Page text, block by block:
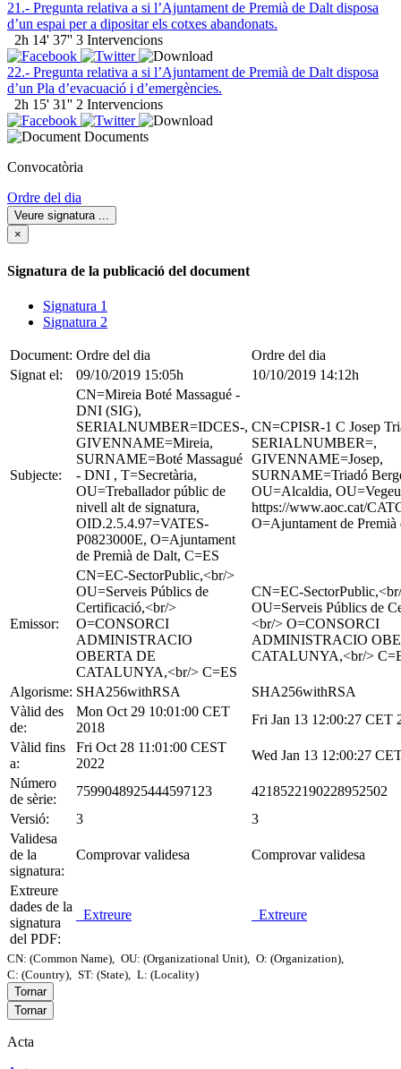
21.- Pregunta relativa a si l’Ajuntament de Premià de Dalt disposa
d’un espai per a dipositar els cotxes abandonats.
2h 14' 37'' 3 Intervencions
22.- Pregunta relativa a si l’Ajuntament de Premià de Dalt disposa
d’un Pla d’evacuació i d’emergències.
2h 15' 31'' 2 Intervencions
Documents
Convocatòria
Ordre del dia
Veure signatura ...
×
Signatura de la publicació del document
Signatura 1
Signatura 2
Document: Ordre del dia
Ordre del dia
Signat el:
09/10/2019 15:05h 10/10/2019 14:12h
Subjecte:
CN=Mireia Boté Massagué -
DNI (SIG),
SERIALNUMBER=IDCES-,
GIVENNAME=Mireia,
SURNAME=Boté Massagué
- DNI , T=Secretària,
OU=Treballador públic de
nivell alt de signatura,
OID.2.5.4.97=VATES-
P0823000E, O=Ajuntament
de Premià de Dalt, C=ES
CN=CPISR-1 C Josep
SERIALNUMBER=,
GIVENNAME=Josep,
SURNAME=Triadó
OU=Alcaldia, OU=Vegeu
https://www.aoc.cat/
O=Ajuntament de
Emissor:
CN=EC-SectorPublic,<br/>
OU=Serveis Públics de
Certificació,<br/>
O=CONSORCI
ADMINISTRACIO
OBERTA DE
CATALUNYA,<br/> C=ES
CN=EC-
OU=Serveis Públics de
<br/> O=CONSORCI
ADMINISTRACIO
CATALUNYA,<br/>
Algorisme: SHA256withRSA
SHA256withRSA
Vàlid des
de:
Mon Oct 29 10:01:00 CET
2018
Fri Jan 13 12:00:27 CET
Vàlid fins
a:
Fri Oct 28 11:01:00 CEST
2022
Wed Jan 13 12:00:27
Número
de sèrie:
7599048925444597123
4218522190228952502
Versió:
3
3
Validesa
de la
signatura:
Comprovar validesa Comprovar validesa
Extreure
dades de la
signatura
del PDF:
Extreure Extreure
CN: (Common Name), OU: (Organizational Unit),
O: (Organization),
C: (Country),
ST: (State),
L: (Locality)
Tornar
Tornar
Acta